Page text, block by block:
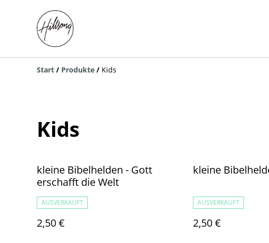
Start / Produkte / Kids
Kids
kleine Bibelhelden - Gott
erschafft die Welt
AUSVERKAUFT
2,50 €
kleine
AUSVERKAUFT
2,50 €